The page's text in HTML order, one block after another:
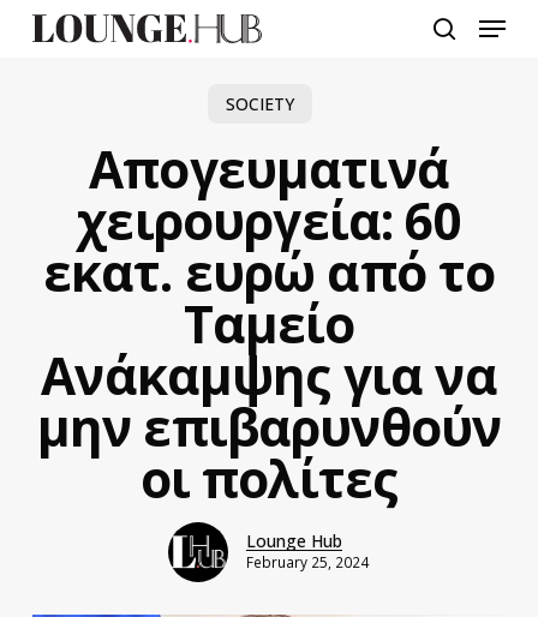
Menu
SOCIETY
Απογευματινά
χειρουργεία: 60
εκατ. ευρώ από το
Ταμείο
Ανάκαμψης για να
μην επιβαρυνθούν
οι πολίτες
Lounge Hub
February 25, 2024